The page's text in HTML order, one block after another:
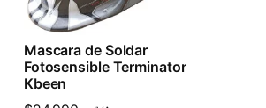
Mascara de Soldar
Fotosensible Terminator
Kbeen